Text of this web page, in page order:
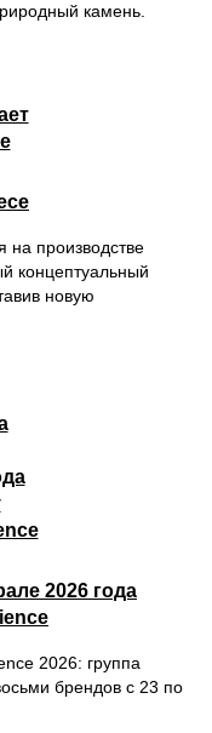
камень.
производстве
концептуальный
новую
2026 года
2026: группа
брендов с 23 по